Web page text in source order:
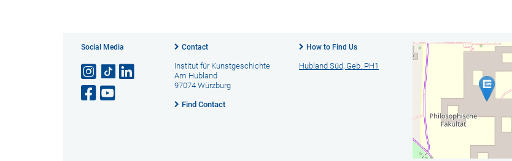
Social Media Contact
Institut für Kunstgeschichte
Am Hubland
97074 Würzburg
Find Contact
How to Find Us
Hubland Süd, Geb. PH1